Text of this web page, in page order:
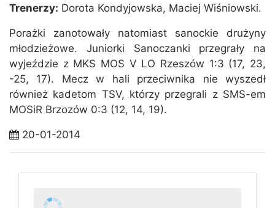
Trenerzy: Dorota Kondyjowska, Maciej Wiśniowski.
Porażki zanotowały natomiast sanockie drużyny
młodzieżowe. Juniorki Sanoczanki przegrały na
wyjeździe z MKS MOS V LO Rzeszów 1:3 (17, 23,
-25, 17). Mecz w hali przeciwnika nie wyszedł
również kadetom TSV, którzy przegrali z SMS-em
MOSiR Brzozów 0:3 (12, 14, 19).
20-01-2014